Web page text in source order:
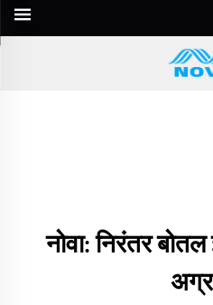
नोवा: निरंतर